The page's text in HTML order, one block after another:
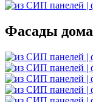
Фасады дома